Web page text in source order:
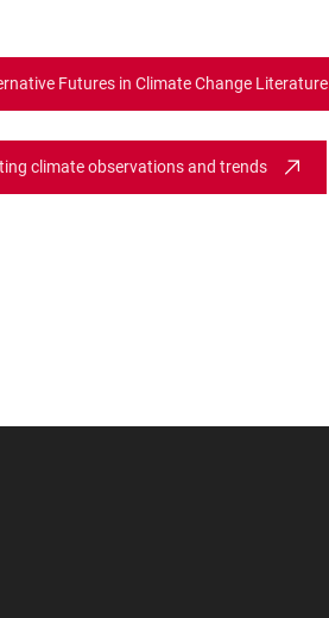
Futures in Climate Change Literature
climate observations and trends